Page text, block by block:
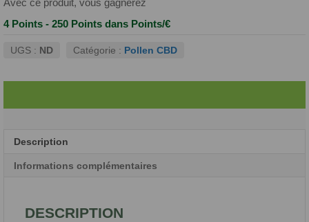
Avec ce produit, vous gagnerez
4 Points - 250 Points dans Points/€
UGS : ND Catégorie : Pollen CBD
Description
Informations complémentaires
DESCRIPTION